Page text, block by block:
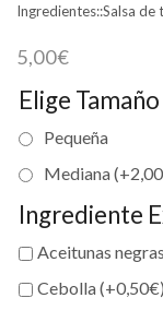
Ingredientes::Salsa de
5,00€
Elige Tamaño
Pequeña
Mediana (+2,00
Ingrediente
Aceitunas
Cebolla (+0,50€)